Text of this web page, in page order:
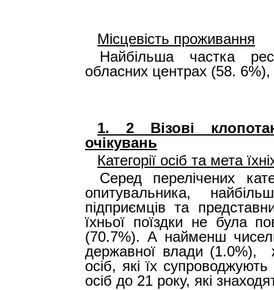
Місцевість проживання
Найбільша частка
обласних центрах (58.
1. 2 Візові
очікувань
Категорії осіб та мета
Серед перелічених
опитувальника,
підприємців та
їхньої поїздки не була
(70.7%). А найменш
державної влади (1.0%),
осіб, які їх
осіб до 21 року, які